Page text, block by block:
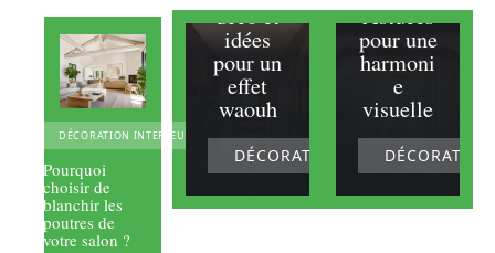
DÉCORATION INTERIEURE
Pourquoi
choisir de
blanchir les
poutres de
votre salon ?
déco et
idées
pour un
effet
waouh
DÉCORATION INTERIEURE
Astuces
pour une
harmoni
e
visuelle